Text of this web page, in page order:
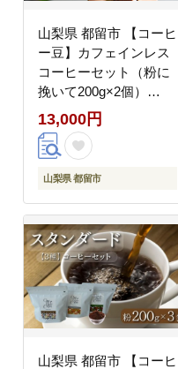
山梨県 都留市 【コーヒ
ー豆】カフェインレス
コーヒーセット（粉に
挽いて200g×2個）
【OneNote Coffee
Roaster】｜煎りたて
カフェインレス コーヒ
答 珈琲豆 コーヒー豆
珈琲 デカフェ チョコレ
ート デザート フレーバ
ー 旅行 キャンプ アウ
トドア ケーキ
13,000円
山梨県 都留市
山梨県 都留市 【コーヒ